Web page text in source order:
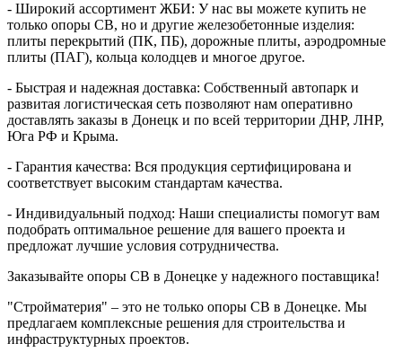
- Широкий ассортимент ЖБИ: У нас вы можете купить не
только опоры СВ, но и другие железобетонные изделия:
плиты перекрытий (ПК, ПБ), дорожные плиты, аэродромные
плиты (ПАГ), кольца колодцев и многое другое.
- Быстрая и надежная доставка: Собственный автопарк и
развитая логистическая сеть позволяют нам оперативно
доставлять заказы в Донецк и по всей территории ДНР, ЛНР,
Юга РФ и Крыма.
- Гарантия качества: Вся продукция сертифицирована и
соответствует высоким стандартам качества.
- Индивидуальный подход: Наши специалисты помогут вам
подобрать оптимальное решение для вашего проекта и
предложат лучшие условия сотрудничества.
Заказывайте опоры СВ в Донецке у надежного поставщика!
"Стройматерия" – это не только опоры СВ в Донецке. Мы
предлагаем комплексные решения для строительства и
инфраструктурных проектов.